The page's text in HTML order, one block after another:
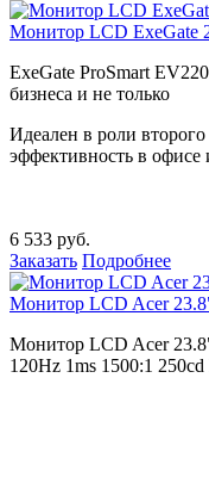
Монитор LCD ExeGate
ExeGate ProSmart
бизнеса и не только
Идеален в роли
эффективность в офисе
6 533 руб.
Заказать Подробнее
Монитор LCD Acer
Монитор LCD Acer
120Hz 1ms 1500:1